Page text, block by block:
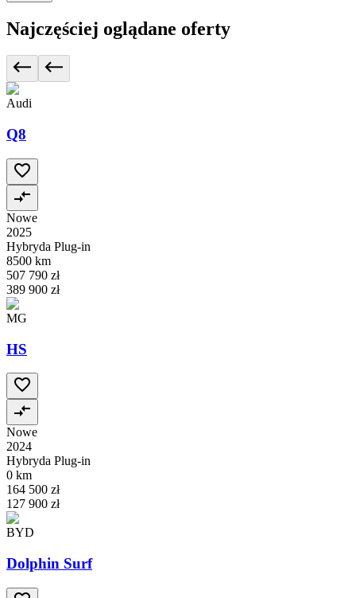
Najczęściej oglądane oferty
Audi
Q8
Nowe
2025
Hybryda Plug-in
8500 km
507 790 zł
389 900 zł
MG
HS
Nowe
2024
Hybryda Plug-in
0 km
164 500 zł
127 900 zł
BYD
Dolphin Surf